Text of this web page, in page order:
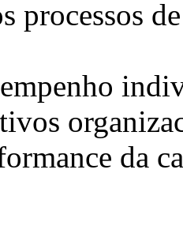
processos
da